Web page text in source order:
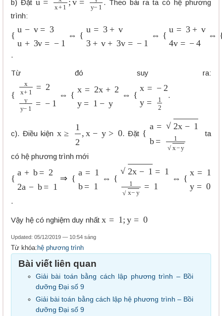
b) Đặt
. Theo bài ra ta có hệ phương
trình:
{ u− v=3 u+ 3 ⇔ {u =3 + v3 +v ⇔ {u =3 + v4 v=
.
Từ đó suy ra:
{ x+1 =2 yy −1⇔{ x=2 x+2 1−y ⇔ x =−.
c). Điều kiện 2,x . Đặt { a= 2x − 1b=1 x− ta
có hệ phương trình mới
{ a+ b =22 a− ⇒ {a= 1b ⇔{ 2x− 1=1 1x −y ⇔{ x= 1y
.
Vậy hệ có nghiệm duy nhất y
Updated: 05/12/2019 — 10:54 sáng
Từ khóa: hệ phương trình
Bài viết liên quan
Giải bài toán bằng cách lập phương trình – Bồi
dưỡng Đại số 9
Giải bài toán bằng cách lập hệ phương trình – Bồi
dưỡng Đại số 9